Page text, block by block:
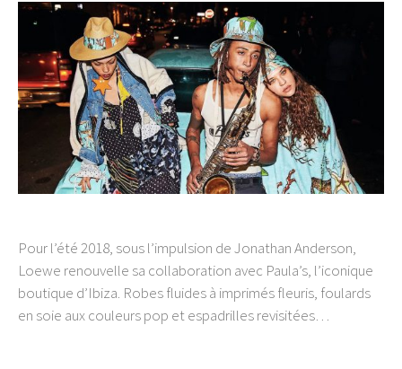
Pour l’été 2018, sous l’impulsion de Jonathan Anderson,
Loewe renouvelle sa collaboration avec Paula’s, l’iconique
boutique d’Ibiza. Robes fluides à imprimés fleuris, foulards
en soie aux couleurs pop et espadrilles revisitées…